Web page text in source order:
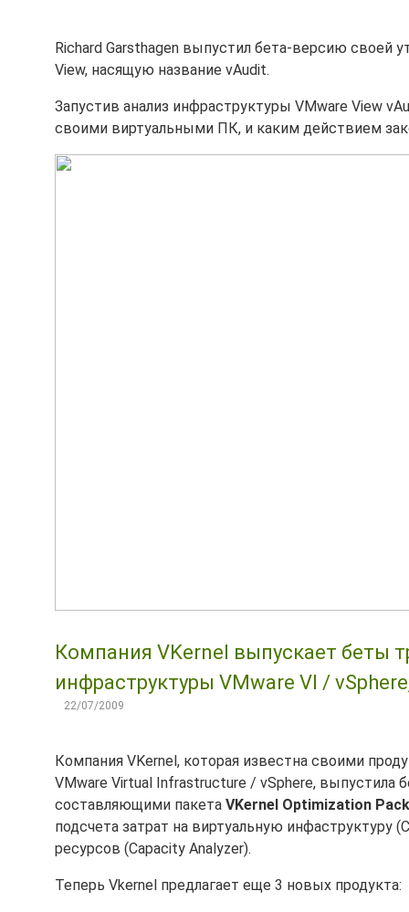
Richard Garsthagen выпустил бета-версию своей
View, насящую название vAudit.
Запустив анализ инфраструктуры VMware View
своими виртуальными ПК, и каким действием
Компания VKernel выпускает беты
инфраструктуры VMware VI /
22/07/2009
Компания VKernel, которая известна своими
VMware Virtual Infrastructure / vSphere, выпустила
составляющими пакета VKernel Optimization Pack
подсчета затрат на виртуальную инфаструктуру
ресурсов (Capacity Analyzer).
Теперь Vkernel предлагает еще 3 новых продукта: